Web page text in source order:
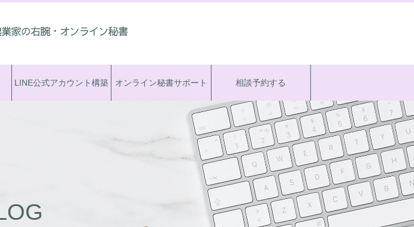
LINE公式アカウント構築 オンライン秘書サポート 相談予約する